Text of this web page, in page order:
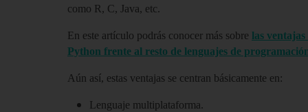
como R, C, Java, etc.
En este artículo podrás conocer más sobre las
Python frente al resto de lenguajes de
Aún así, estas ventajas se centran básicamente en:
Lenguaje multiplataforma.